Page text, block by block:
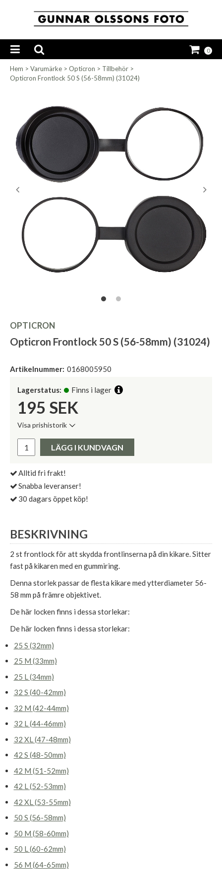
0
Hem > Varumärke > Opticron > Tillbehör >
Opticron Frontlock 50 S (56-58mm) (31024)
OPTICRON
Opticron Frontlock 50 S (56-58mm) (31024)
Artikelnummer: 0168005950
Lagerstatus: Finns i lager
195 SEK
Visa prishistorik
Pris:
LÄGG I KUNDVAGN
Alltid fri frakt!
Snabba leveranser!
30 dagars öppet köp!
BESKRIVNING
2 st frontlock för att skydda frontlinserna på din kikare. Sitter
fast på kikaren med en gummiring.
Denna storlek passar de flesta kikare med ytterdiameter 56-
58 mm på främre objektivet.
De här locken finns i dessa storlekar:
De här locken finns i dessa storlekar:
25 S (32mm)
25 M (33mm)
25 L (34mm)
32 S (40-42mm)
32 M (42-44mm)
32 L (44-46mm)
32 XL (47-48mm)
42 S (48-50mm)
42 M (51-52mm)
42 L (52-53mm)
42 XL (53-55mm)
50 S (56-58mm)
50 M (58-60mm)
50 L (60-62mm)
56 M (64-65mm)